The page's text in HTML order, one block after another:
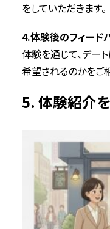
をしていただきます。
4.体験後のフィード
体験を通じて、デー
希望されるのかをご
5. 体験紹介